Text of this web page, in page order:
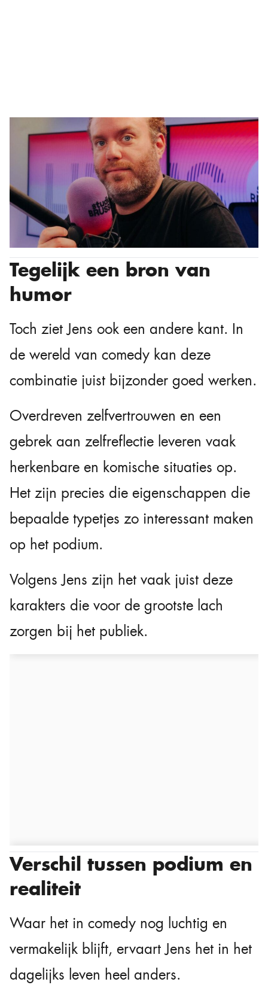
Tegelijk een bron van
humor
Toch ziet Jens ook een andere kant. In
de wereld van comedy kan deze
combinatie juist bijzonder goed werken.
Overdreven zelfvertrouwen en een
gebrek aan zelfreflectie leveren vaak
herkenbare en komische situaties op.
Het zijn precies die eigenschappen die
bepaalde typetjes zo interessant maken
op het podium.
Volgens Jens zijn het vaak juist deze
karakters die voor de grootste lach
zorgen bij het publiek.
Verschil tussen podium en
realiteit
Waar het in comedy nog luchtig en
vermakelijk blijft, ervaart Jens het in het
dagelijks leven heel anders.